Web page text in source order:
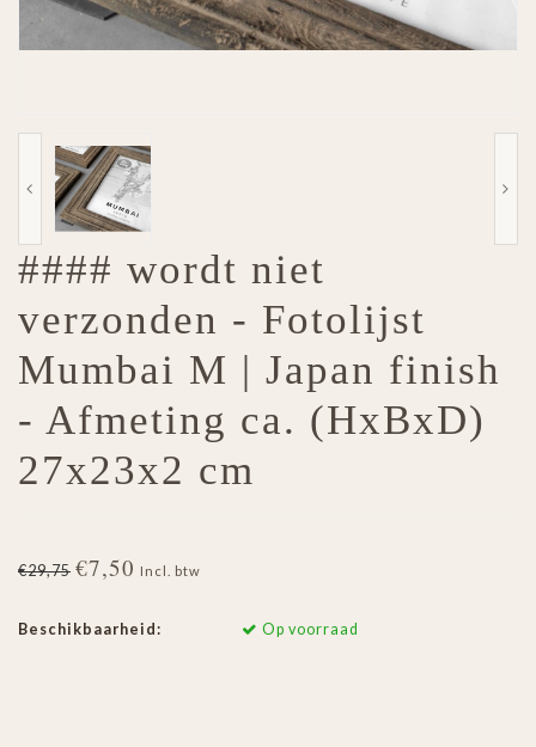
#### wordt niet
verzonden - Fotolijst
Mumbai M | Japan finish
- Afmeting ca. (HxBxD)
27x23x2 cm
€29,75 €7,50 Incl. btw
Beschikbaarheid: Op voorraad